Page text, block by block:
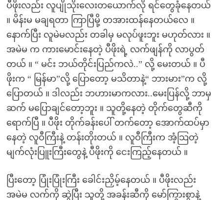
ပီဖိုးလည်း လူပျိုသိုးလေးတယောက်လို ရင်တွေခုံနေတယ်
။ မိန်းမ မချရတာ ကြာပြီမို့ တအားထန်နေတယ်လေ ။
နောက်ပြီး လူမဲမလည်း တခါမှ မလုပ်ဖူးဘူး မဟုတ်လား ။
အမဲမ က ကားမောင်းနေတဲ့ ပီဖိုးရဲ့ လက်ဖျန်ကို လာပွတ်
တယ် ။ “ မင်း ဘယ်တိုင်းပြည်ကလဲ..” လို့ မေးတယ် ။ ပီ
ဖိုးက “ မြန်မာ”လို့ ပြောတော့ မသိတာနဲ့“ ဘားမား”က လို့
ပြောတယ် ။ ဒါလည်း ဘဟားမာကလား..မေးပြန်လို့ ဘာမှ
ဆက် မပြောချင်တော့ဘူး ။ သူတို့နေတဲ့ တိုက်တွေဆီကို
ရောက်ပြီ ။ ပီဖိုး တိုက်ခန်းပေါ် တက်တော့ အောက်ထပ်မှာ
နေတဲ့ လူဝီကြီးနဲ့ တန်းတိုးတယ် ။ လူဝီကြီးက အံ့သြတဲ့
မျက်လုံးပြူးကြီးတွေနဲ့ ပီဖိုးကို ငေးကြည့်နေတယ် ။
ပြီးတော့ ပြုံးပြုံးကြီး ခေါင်းညှိမ့်နေတယ် ။ ပီဖိုးလည်း
အမဲမ လက်ကို ဆွဲပြီး သူတို့ အခန်းဆီကို မော်ကြွားစွာနဲ့